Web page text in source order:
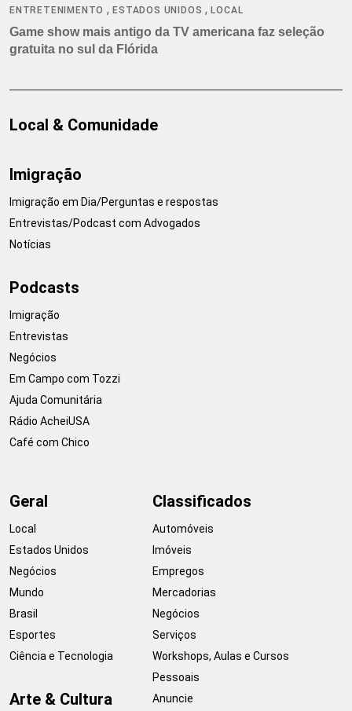
ENTRETENIMENTO ,ESTADOS UNIDOS ,LOCAL
Game show mais antigo da TV americana faz seleção
gratuita no sul da Flórida
Local & Comunidade
Imigração
Imigração em Dia/Perguntas e respostas
Entrevistas/Podcast com Advogados
Notícias
Podcasts
Imigração
Entrevistas
Negócios
Em Campo com Tozzi
Ajuda Comunitária
Rádio AcheiUSA
Café com Chico
Geral
Local
Estados Unidos
Negócios
Mundo
Brasil
Esportes
Ciência e Tecnologia
Arte & Cultura
Classificados
Automóveis
Imóveis
Empregos
Mercadorias
Negócios
Serviços
Workshops, Aulas e Cursos
Pessoais
Anuncie